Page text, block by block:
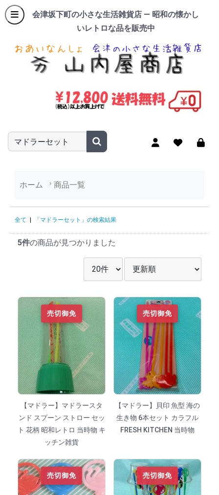
会津坂下町の小さな生活雑貨店 — 昭和の懐かし
いレトロな品を販売中
商品名やキーワードを入力
ホーム 商品一覧
「マドラーセット」の検索結果
全て 「マドラーセット」の検索結果
5件の商品が見つかりました
並び順を選択
売切御免
【マドラー】マドラースタ
ンド スプーン ストロー セッ
ト 花柄 昭和レトロ 当時物 キ
ッチン雑貨
売切御免
【マドラー】貝印 魚型 海の
生き物 6本セット カラフル
FRESH KITCHEN 当時物
売切御免 売切御免